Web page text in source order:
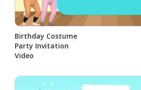
Birthday Costume
Party Invitation
Video